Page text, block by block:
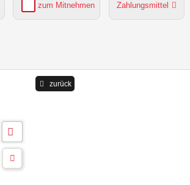
zum Mitnehmen Zahlungsmittel
zurück